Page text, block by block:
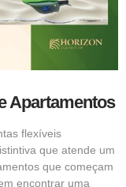
Apartamentos
flexíveis
que atende um
que começam
encontrar uma